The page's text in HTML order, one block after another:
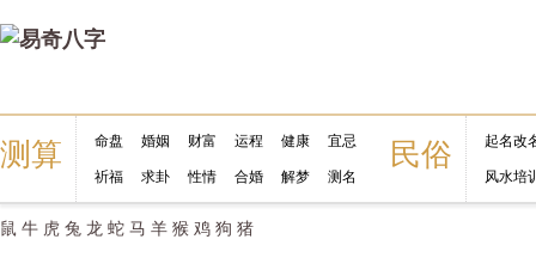
测算 命盘 婚姻 财富 运程 健康 宜忌
祈福 求卦 性情 合婚 解梦 测名
民俗 起名改
风水培
鼠 牛 虎 兔 龙 蛇 马 羊 猴 鸡 狗 猪